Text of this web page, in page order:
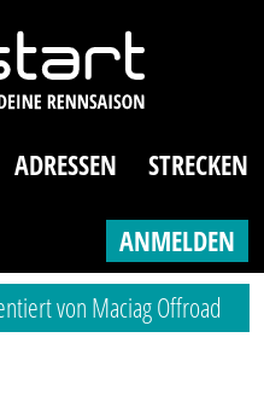
ADRESSEN STRECKEN
ANMELDEN
von Maciag Offroad